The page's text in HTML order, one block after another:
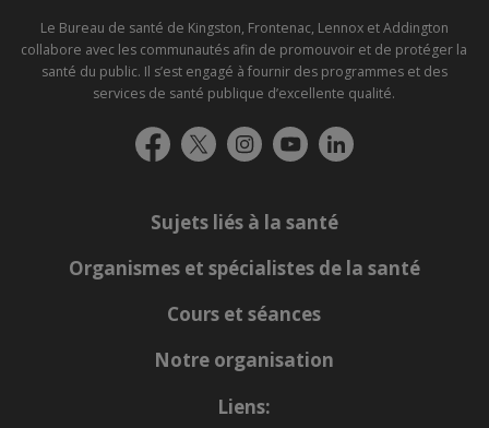
Le Bureau de santé de Kingston, Frontenac, Lennox et Addington
collabore avec les communautés afin de promouvoir et de protéger la
santé du public. Il s’est engagé à fournir des programmes et des
services de santé publique d’excellente qualité.
Sujets liés à la santé
Organismes et spécialistes de la santé
Cours et séances
Notre organisation
Liens: